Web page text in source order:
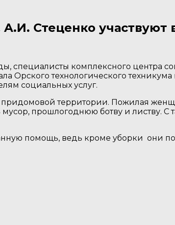
Стеценко участвуют
специалисты комплексного центра
Орского технологического
социальных услуг.
территории. Пожилая
прошлогоднюю ботву и листву.
помощь, ведь кроме уборки